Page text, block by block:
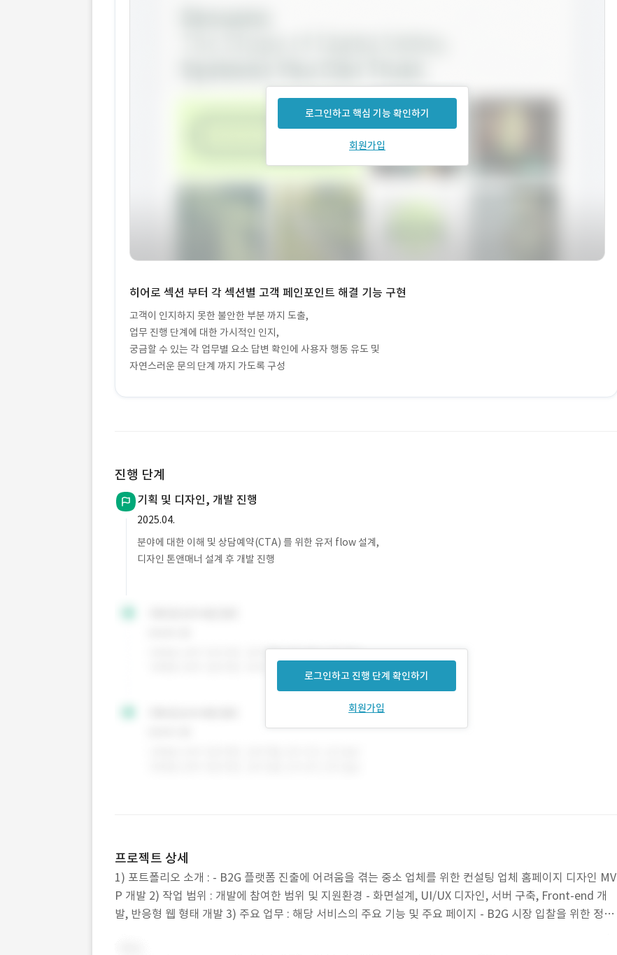
로그인하고 핵심 기능 확인하기
회원가입
히어로 섹션 부터 각 섹션별 고객 페인포인트 해결 기능 구현
고객이 인지하지 못한 불안한 부분 까지 도출,
업무 진행 단계에 대한 가시적인 인지,
궁금할 수 있는 각 업무별 요소 답변 확인에 사용자 행동 유도 및
자연스러운 문의 단계 까지 가도록 구성
진행 단계
기획 및 디자인, 개발 진행
2025.04.
분야에 대한 이해 및 상담예약(CTA) 를 위한 유저 flow 설계,
디자인 톤앤매너 설계 후 개발 진행
로그인하고 진행 단계 확인하기
회원가입
프로젝트 상세
1) 포트폴리오 소개 : - B2G 플랫폼 진출에 어려움을 겪는 중소 업체를 위한 컨설팅 업체 홈페이지 디자인 MV
P 개발 2) 작업 범위 : 개발에 참여한 범위 및 지원환경 - 화면설계, UI/UX 디자인, 서버 구축, Front-end 개
발, 반응형 웹 형태 개발 3) 주요 업무 : 해당 서비스의 주요 기능 및 주요 페이지 - B2G 시장 입찰을 위한 정보